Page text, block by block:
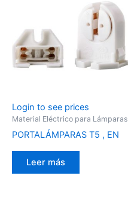
Login to see prices
Material Eléctrico para Lámparas
PORTALÁMPARAS T5 , EN
Leer más